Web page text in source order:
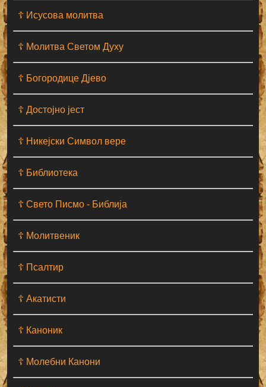
☦ Исусова молитва
☦ Молитва Светом Духу
☦ Богородице Дјево
☦ Достојно јест
☦ Никејски Символ вере
☦ Библиотека
☦ Свето Писмо - Библија
☦ Молитвеник
☦ Псалтир
☦ Акатисти
☦ Каноник
☦ Молебни Канони